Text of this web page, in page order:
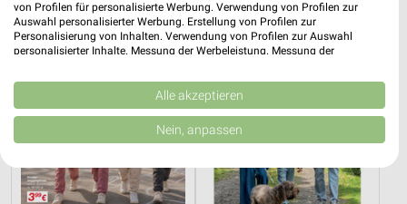
Kik Zeemann
von Profilen für personalisierte Werbung. Verwendung von Profilen zur
Auswahl personalisierter Werbung. Erstellung von Profilen zur
Personalisierung von Inhalten. Verwendung von Profilen zur Auswahl
personalisierter Inhalte. Messung der Werbeleistung. Messung der
Kombinationen von Daten aus verschiedenen Quellen. Entwicklung und
Verbesserung der Angebote. Verwendung reduzierter Daten zur Auswahl
von Inhalten.
Daten können außerhalb der Europäischen Union weitergegeben und in die
USA gesendet werden.
Website/App.
Partnerliste anzeigen (1 IAB-Anbieter)
Alle akzeptieren
Nein, anpassen